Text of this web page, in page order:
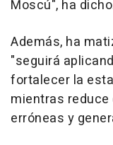
Moscú", ha
Además, ha
"seguirá
fortalecer la
mientras
erróneas y